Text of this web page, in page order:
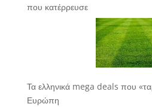
που κατέρρευσε
Τα ελληνικά mega deals που
Ευρώπη